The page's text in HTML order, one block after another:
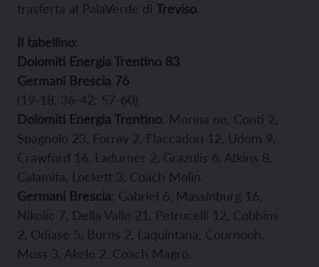
trasferta al PalaVerde di Treviso.
Il tabellino:
Dolomiti Energia Trentino 83
Germani Brescia 76
(19-18, 36-42; 57-60)
Dolomiti Energia Trentino: Morina ne, Conti 2,
Spagnolo 23, Forray 2, Flaccadori 12, Udom 9,
Crawford 16, Ladurner 2, Grazulis 6, Atkins 8,
Calamita, Lockett 3. Coach Molin.
Germani Brescia: Gabriel 6, Massinburg 16,
Nikolic 7, Della Valle 21, Petrucelli 12, Cobbins
2, Odiase 5, Burns 2, Laquintana, Cournooh,
Moss 3, Akele 2. Coach Magro.